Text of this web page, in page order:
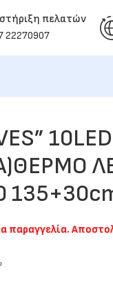
πελατών
22270907
παραγγελία.